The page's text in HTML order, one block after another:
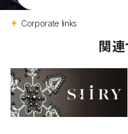
Corporate links
関